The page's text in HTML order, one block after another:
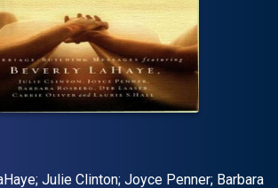
المؤلف (المؤلفون)
Julie Clinton; Joyce Penner; Barbara